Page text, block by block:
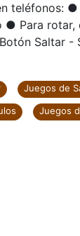
teléfonos:
● Para rotar,
Saltar -
Juegos de
Juegos